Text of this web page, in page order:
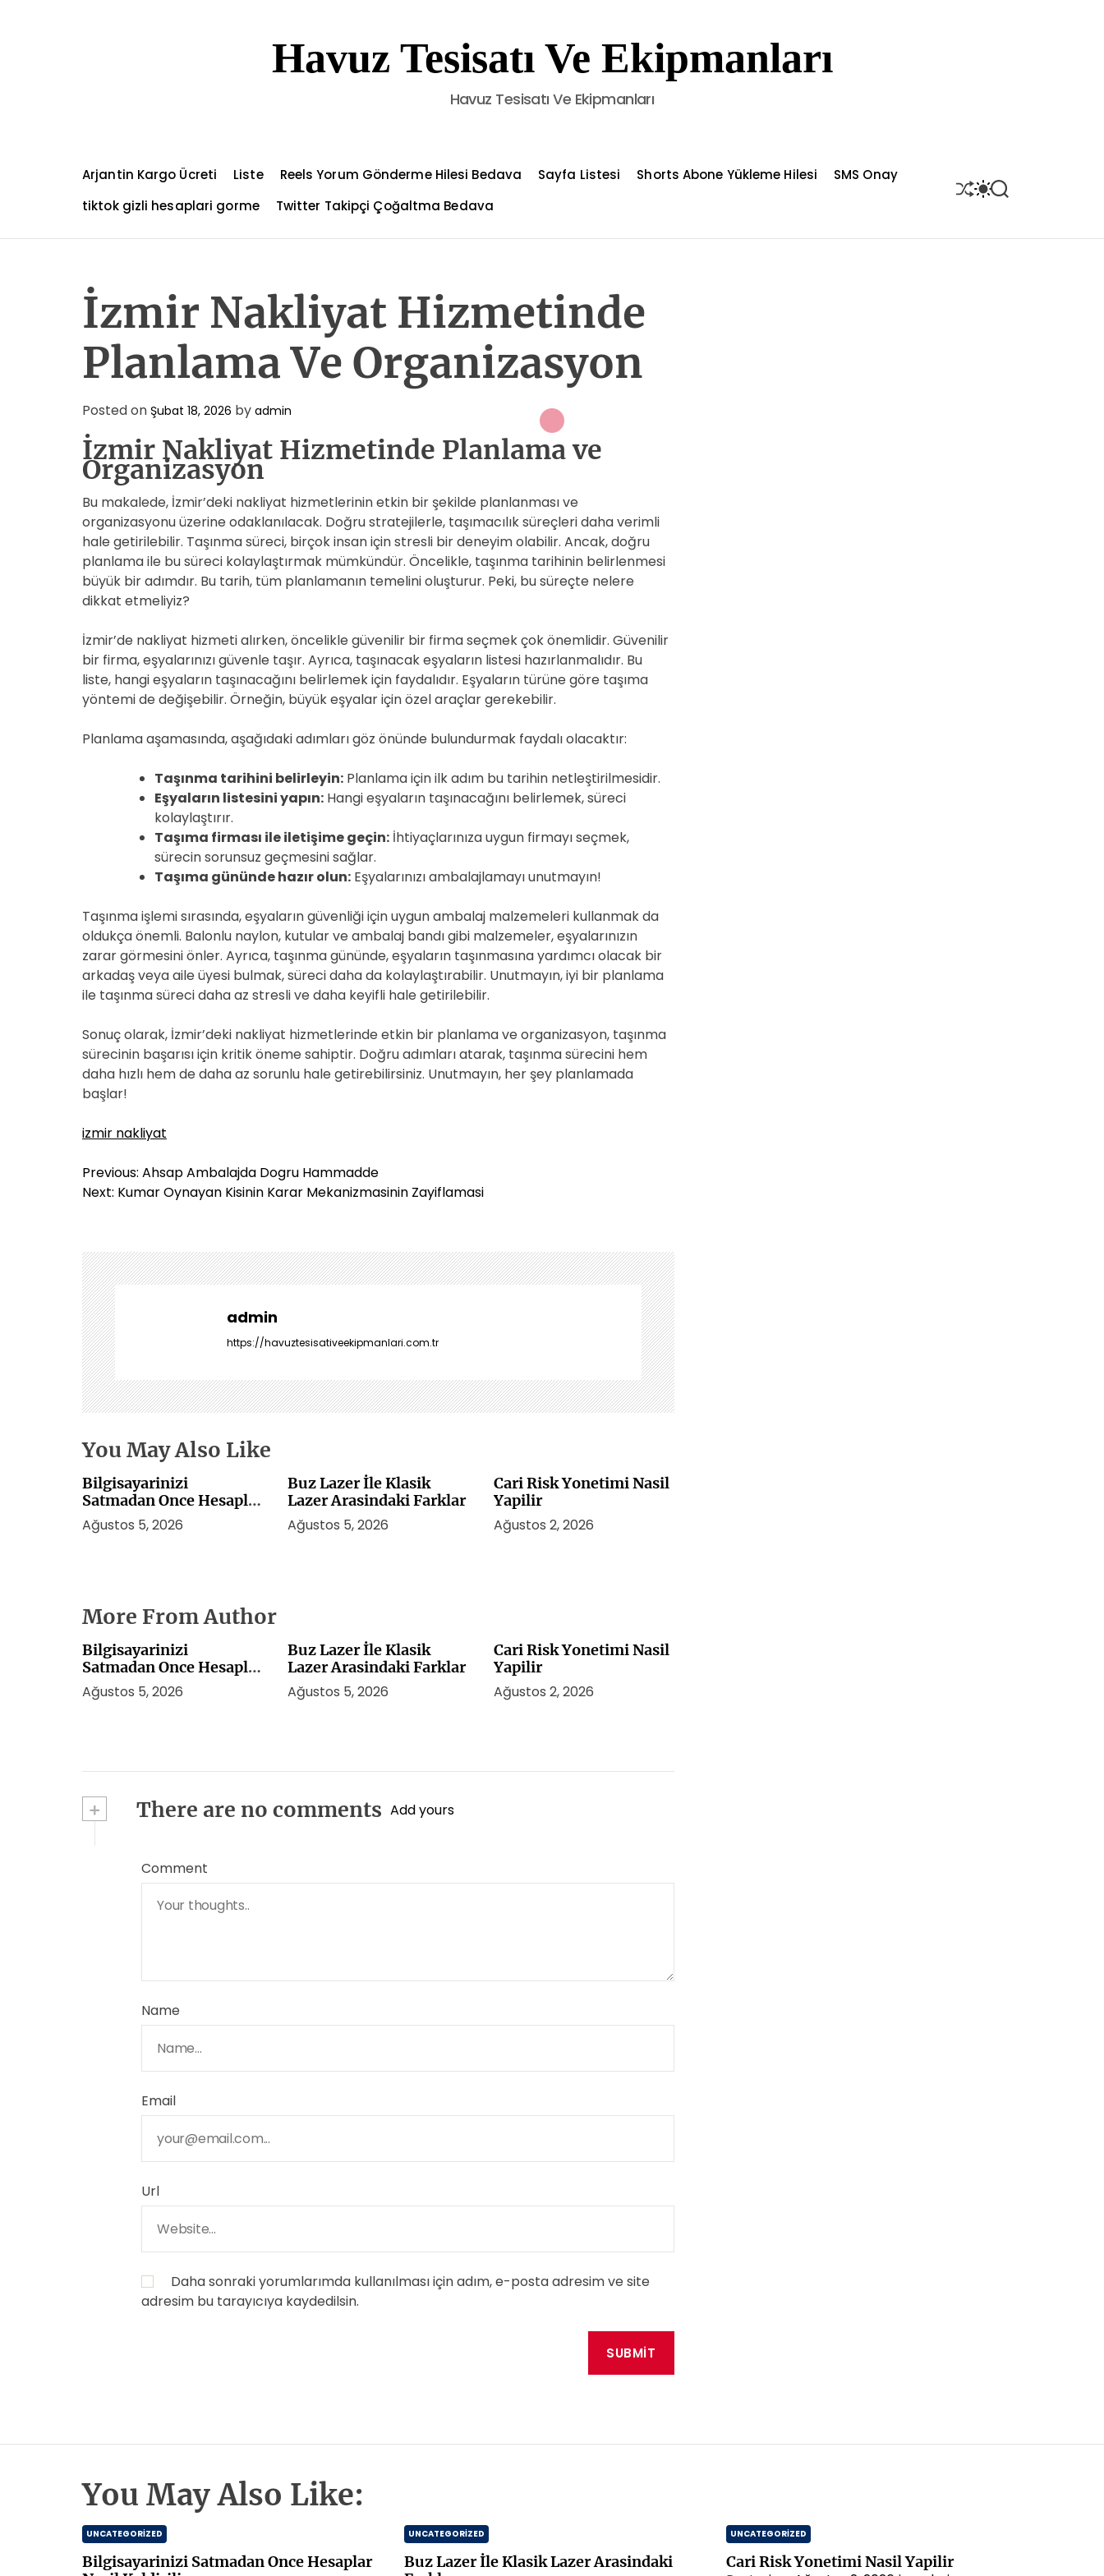
t
Havuz Tesisatı Ve Ekipmanları
Havuz Tesisatı Ve Ekipmanları
Arjantin Kargo Ücreti Liste Reels Yorum Gönderme Hilesi Bedava Sayfa Listesi Shorts Abone Yükleme Hilesi
SMS Onay
tiktok gizli hesaplari gorme
Twitter Takipçi Çoğaltma Bedava
S
H
S
W
S
E
İzmir Nakliyat Hizmetinde
Planlama Ve Organizasyon
Posted on Şubat 18, 2026 by admin
İzmir Nakliyat Hizmetinde Planlama ve
Organizasyon
Bu makalede, İzmir’deki nakliyat hizmetlerinin etkin bir şekilde planlanması ve
organizasyonu üzerine odaklanılacak. Doğru stratejilerle, taşımacılık süreçleri daha verimli
hale getirilebilir. Taşınma süreci, birçok insan için stresli bir deneyim olabilir. Ancak, doğru
planlama ile bu süreci kolaylaştırmak mümkündür. Öncelikle, taşınma tarihinin belirlenmesi
büyük bir adımdır. Bu tarih, tüm planlamanın temelini oluşturur. Peki, bu süreçte nelere
dikkat etmeliyiz?
İzmir’de nakliyat hizmeti alırken, öncelikle güvenilir bir firma seçmek çok önemlidir. Güvenilir
bir firma, eşyalarınızı güvenle taşır. Ayrıca, taşınacak eşyaların listesi hazırlanmalıdır. Bu
liste, hangi eşyaların taşınacağını belirlemek için faydalıdır. Eşyaların türüne göre taşıma
yöntemi de değişebilir. Örneğin, büyük eşyalar için özel araçlar gerekebilir.
Planlama aşamasında, aşağıdaki adımları göz önünde bulundurmak faydalı olacaktır:
Taşınma tarihini belirleyin: Planlama için ilk adım bu tarihin netleştirilmesidir.
Eşyaların listesini yapın: Hangi eşyaların taşınacağını belirlemek, süreci
kolaylaştırır.
Taşıma firması ile iletişime geçin: İhtiyaçlarınıza uygun firmayı seçmek,
sürecin sorunsuz geçmesini sağlar.
Taşıma gününde hazır olun: Eşyalarınızı ambalajlamayı unutmayın!
Taşınma işlemi sırasında, eşyaların güvenliği için uygun ambalaj malzemeleri kullanmak da
oldukça önemli. Balonlu naylon, kutular ve ambalaj bandı gibi malzemeler, eşyalarınızın
zarar görmesini önler. Ayrıca, taşınma gününde, eşyaların taşınmasına yardımcı olacak bir
arkadaş veya aile üyesi bulmak, süreci daha da kolaylaştırabilir. Unutmayın, iyi bir planlama
ile taşınma süreci daha az stresli ve daha keyifli hale getirilebilir.
Sonuç olarak, İzmir’deki nakliyat hizmetlerinde etkin bir planlama ve organizasyon, taşınma
sürecinin başarısı için kritik öneme sahiptir. Doğru adımları atarak, taşınma sürecini hem
daha hızlı hem de daha az sorunlu hale getirebilirsiniz. Unutmayın, her şey planlamada
başlar!
izmir nakliyat
Y
a
g
e
z
i
n
m
e
s
i
Previous: Ahsap Ambalajda Dogru Hammadde
Next: Kumar Oynayan Kisinin Karar Mekanizmasinin Zayiflamasi
admin
https://havuztesisativeekipmanlari.com.tr
You May Also Like
Bilgisayarinizi
Satmadan Once Hesaplar
Nasil Kaldirilir
Ağustos 5, 2026
Buz Lazer İle Klasik
Lazer Arasindaki Farklar
Ağustos 5, 2026
Cari Risk Yonetimi Nasil
Yapilir
Ağustos 2, 2026
More From Author
Bilgisayarinizi
Satmadan Once Hesaplar
Nasil Kaldirilir
Ağustos 5, 2026
Buz Lazer İle Klasik
Lazer Arasindaki Farklar
Ağustos 5, 2026
Cari Risk Yonetimi Nasil
Yapilir
Ağustos 2, 2026
+ There are no comments Add yours
Comment
Name
Email
Url
Daha sonraki yorumlarımda kullanılması için adım, e-posta adresim ve site
adresim bu tarayıcıya kaydedilsin.
You May Also Like:
UNCATEGORIZED
Bilgisayarinizi Satmadan Once Hesaplar
UNCATEGORIZED
Buz Lazer İle Klasik Lazer Arasindaki
UNCATEGORIZED
Cari Risk Yonetimi Nasil Yapilir